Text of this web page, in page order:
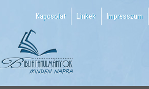
Kapcsolat Linkek Impresszum